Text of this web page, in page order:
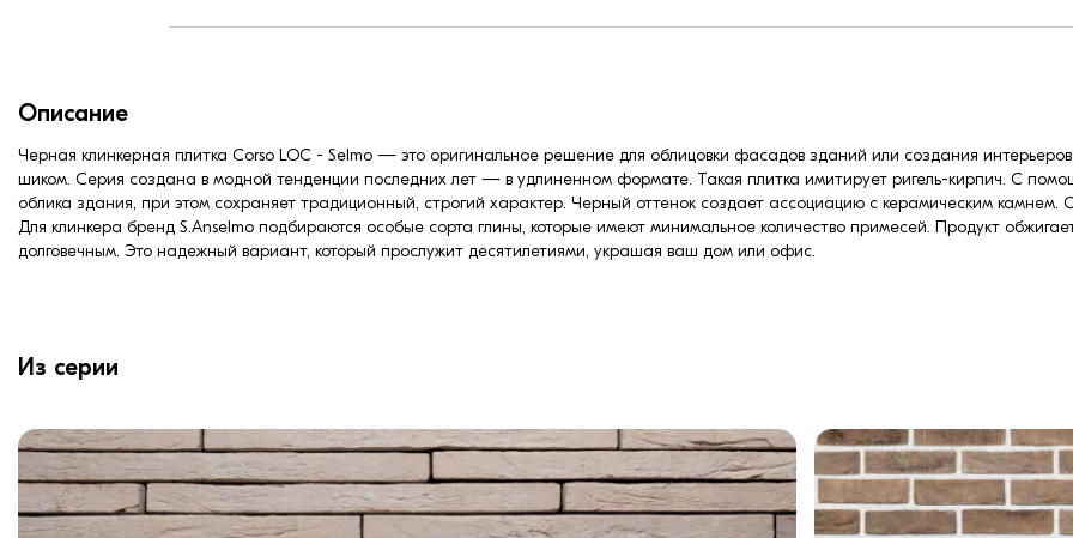
Описание
Черная клинкерная плитка Corso LOC - Selmo — это оригинальное решение для облицовки фасадов зданий или создания
шиком. Серия создана в модной тенденции последних лет — в удлиненном формате. Такая плитка имитирует ригель-кирпич. С
облика здания, при этом сохраняет традиционный, строгий характер. Черный оттенок создает ассоциацию с керамическим камнем.
Для клинкера бренд S.Anselmo подбираются особые сорта глины, которые имеют минимальное количество примесей. Продукт
долговечным. Это надежный вариант, который прослужит десятилетиями, украшая ваш дом или офис.
Из серии